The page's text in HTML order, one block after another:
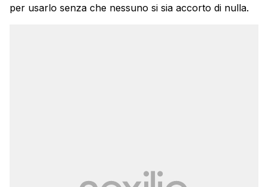
per usarlo senza che nessuno si sia accorto di nulla.